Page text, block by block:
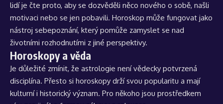
lidí je čte proto, aby se dozvěděli něco nového o sobě, našli
motivaci nebo se jen pobavili. Horoskop může fungovat jako
nástroj sebepoznání, který pomůže zamyslet se nad
životními rozhodnutími z jiné perspektivy.
Horoskopy a věda
Je důležité zmínit, že astrologie není vědecky potvrzená
disciplína. Přesto si horoskopy drží svou popularitu a mají
kulturní i historický význam. Pro někoho jsou prostředkem